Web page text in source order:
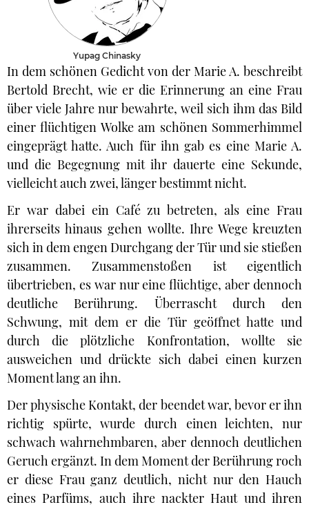
Yupag Chinasky
In dem schönen Gedicht von der Marie A. beschreibt
Bertold Brecht, wie er die Erinnerung an eine Frau
über viele Jahre nur bewahrte, weil sich ihm das Bild
einer flüchtigen Wolke am schönen Sommerhimmel
eingeprägt hatte. Auch für ihn gab es eine Marie A.
und die Begegnung mit ihr dauerte eine Sekunde,
vielleicht auch zwei, länger bestimmt nicht.
Er war dabei ein Café zu betreten, als eine Frau
ihrerseits hinaus gehen wollte. Ihre Wege kreuzten
sich in dem engen Durchgang der Tür und sie stießen
zusammen. Zusammenstoßen ist eigentlich
übertrieben, es war nur eine flüchtige, aber dennoch
deutliche Berührung. Überrascht durch den
Schwung, mit dem er die Tür geöffnet hatte und
durch die plötzliche Konfrontation, wollte sie
ausweichen und drückte sich dabei einen kurzen
Moment lang an ihn.
Der physische Kontakt, der beendet war, bevor er ihn
richtig spürte, wurde durch einen leichten, nur
schwach wahrnehmbaren, aber dennoch deutlichen
Geruch ergänzt. In dem Moment der Berührung roch
er diese Frau ganz deutlich, nicht nur den Hauch
eines Parfüms, auch ihre nackter Haut und ihren